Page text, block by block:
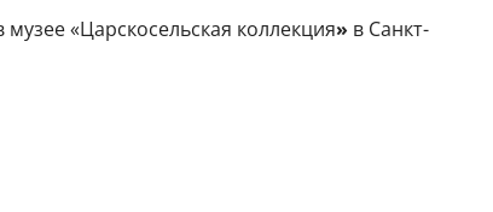
«Царскосельская коллекция» в Санкт-